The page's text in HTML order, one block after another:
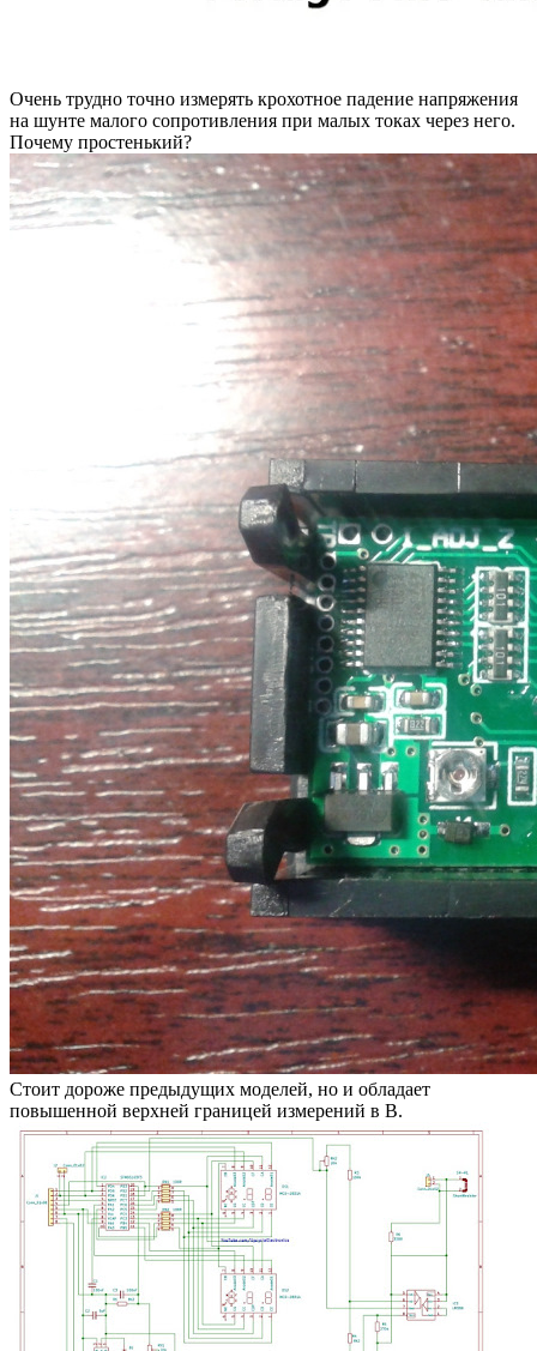
Очень трудно точно измерять крохотное падение напряжения
на шунте малого сопротивления при малых токах через него.
Почему простенький?
Стоит дороже предыдущих моделей, но и обладает
повышенной верхней границей измерений в В.